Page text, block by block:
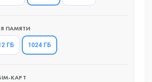
ПАМЯТИ
ГБ 1024 ГБ
КАРТ